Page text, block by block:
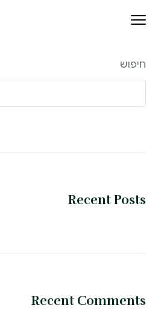
חיפוש
Recent Posts
Recent Comments